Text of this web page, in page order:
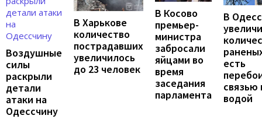
Воздушные
силы
раскрыли
детали
атаки на
Одессчину
В Харькове
количество
пострадавших
увеличилось
до 23 человек
В Косово
премьер-
министра
забросали
яйцами во
время
заседания
парламента
В
есть
связью
водой